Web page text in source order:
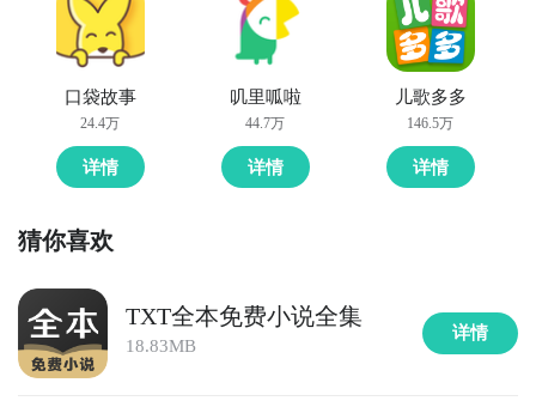
口袋故事
24.4万
详情
叽里呱啦
44.7万
详情
儿歌多多
146.5万
详情
猜你喜欢
TXT全本免费小说全集
18.83MB
详情